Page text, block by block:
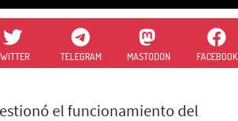
TELEGRAM MASTODON FACEBOOK
el funcionamiento del